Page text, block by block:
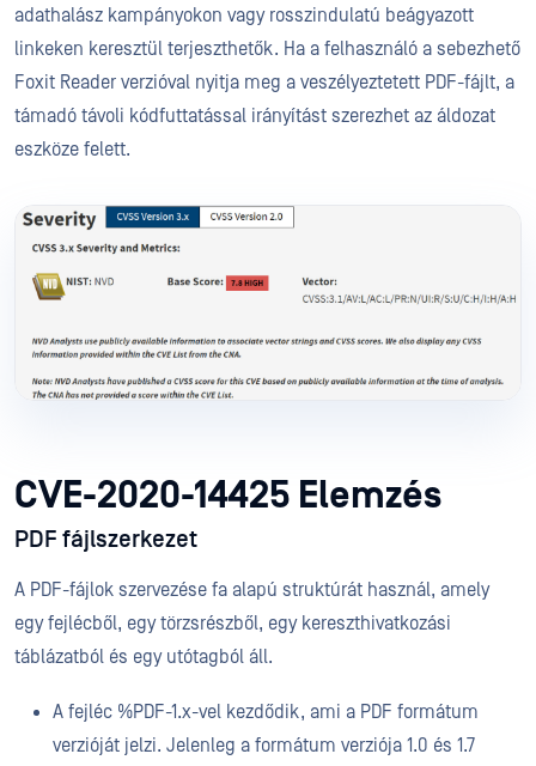
adathalász kampányokon vagy rosszindulatú beágyazott
linkeken keresztül terjeszthetők. Ha a felhasználó a sebezhető
Foxit Reader verzióval nyitja meg a veszélyeztetett PDF-fájlt, a
támadó távoli kódfuttatással irányítást szerezhet az áldozat
eszköze felett.
CVE-2020-14425 Elemzés
PDF fájlszerkezet
A PDF-fájlok szervezése fa alapú struktúrát használ, amely
egy fejlécből, egy törzsrészből, egy kereszthivatkozási
táblázatból és egy utótagból áll.
A fejléc %PDF-1.x-vel kezdődik, ami a PDF formátum
verzióját jelzi. Jelenleg a formátum verziója 1.0 és 1.7